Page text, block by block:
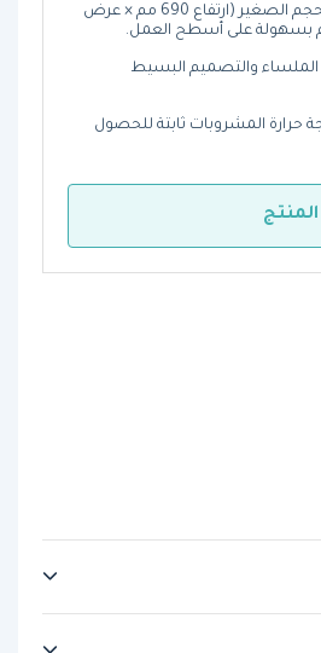
الحجم الصغير (ارتفاع 690 مم × عرض
والتصميم البسيط
حرارة المشروبات ثابتة للحصول